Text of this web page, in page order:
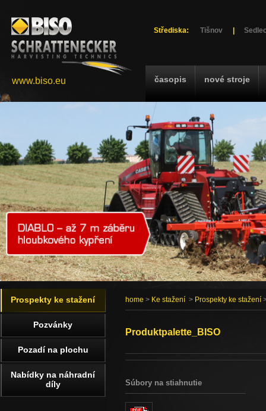
Střediska: Tišnov
časopis nové stroje
www.biso.eu
home > Ke stažení > Prospekty ke stažení
Produktpalette_BISO
Súbory na stiahnutie
Prospekty ke stažení
Pozvánky
Pozadí na plochu
Nabídky na náhradní
díly